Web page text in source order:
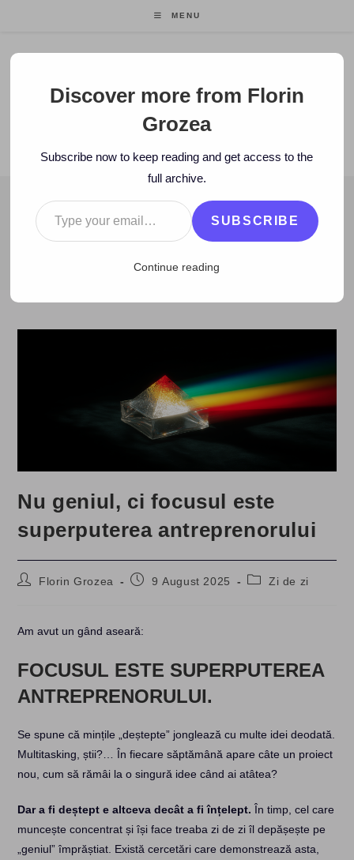
MENU
Florin Grozea
ENTREPRENEUR. FOUNDER/CEO MOCAPP.
BLOG
2025 > August > 9 > Zi de zi Nu geniul, ci focusul este
Nu geniul, ci focusul este
superputerea antreprenorului
PostFlorin Grozea
Post9 August 2025
PostZi de zi
Am avut un gând aseară:
FOCUSUL ESTE SUPERPUTEREA
ANTREPRENORULUI.
Se spune că mințile „deștepte” jonglează cu multe idei deodată.
Multitasking, știi?… În fiecare săptămână apare câte un proiect
nou, cum să rămâi la o singură idee când ai atâtea?
Dar a fi deștept e altceva decât a fi înțelept. În timp, cel care
muncește concentrat și își face treaba zi de zi îl depășește pe
„geniul” împrăștiat. Există cercetări care demonstrează asta,
Discover more from Florin
Grozea
Subscribe now to keep reading and get access to the
full archive.
Type your email…
SUBSCRIBE
Continue reading